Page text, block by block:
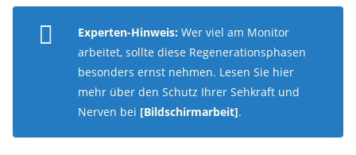
Experten-Hinweis: Wer viel am Monitor
arbeitet, sollte diese Regenerationsphasen
besonders ernst nehmen. Lesen Sie hier
mehr über den Schutz Ihrer Sehkraft und
Nerven bei [Bildschirmarbeit].